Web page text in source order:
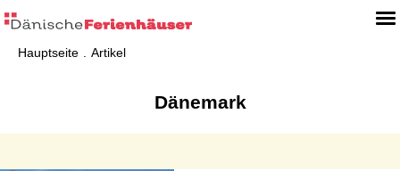
Hauptseite Artikel
Dänemark